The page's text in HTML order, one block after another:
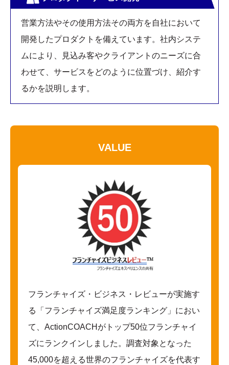
営業方法やその使用方法その両方を自社において
開発したプロダクトを備えています。社内システ
ムにより、見込み客やクライアントのニーズに合
わせて、サービスをどのように位置づけ、紹介す
るかを説明します。
VALUE
フランチャイズ・ビジネス・レビューが実施す
る「フランチャイズ満足度ランキング」におい
て、ActionCOACHがトップ50位フランチャイ
ズにランクインしました。調査対象となった
45,000を超える世界のフランチャイズを代表す